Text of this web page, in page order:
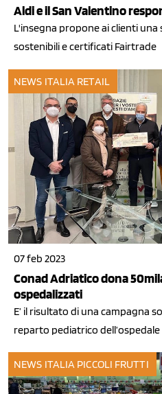
Aldi e il San Valentino
L'insegna propone ai clienti
sostenibili e certificati Fairtrade
NEWS ITALIA RETAIL
07 feb 2023
Conad Adriatico dona
ospedalizzati
E’ il risultato di una campagna
reparto pediatrico
NEWS ITALIA PICCOLI FRUTTI